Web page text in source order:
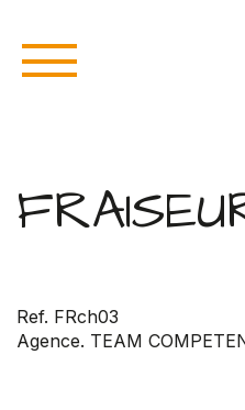
Ref. FRch03
Agence. TEAM